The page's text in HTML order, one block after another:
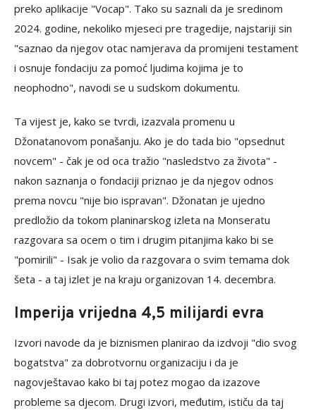
preko aplikacije "Vocap". Tako su saznali da je sredinom
2024. godine, nekoliko mjeseci pre tragedije, najstariji sin
"saznao da njegov otac namjerava da promijeni testament
i osnuje fondaciju za pomoć ljudima kojima je to
neophodno", navodi se u sudskom dokumentu.
Ta vijest je, kako se tvrdi, izazvala promenu u
Džonatanovom ponašanju. Ako je do tada bio "opsednut
novcem" - čak je od oca tražio "nasledstvo za života" -
nakon saznanja o fondaciji priznao je da njegov odnos
prema novcu "nije bio ispravan". Džonatan je ujedno
predložio da tokom planinarskog izleta na Monseratu
razgovara sa ocem o tim i drugim pitanjima kako bi se
"pomirili" - Isak je volio da razgovara o svim temama dok
šeta - a taj izlet je na kraju organizovan 14. decembra.
Imperija vrijedna 4,5 milijardi evra
Izvori navode da je biznismen planirao da izdvoji "dio svog
bogatstva" za dobrotvornu organizaciju i da je
nagovještavao kako bi taj potez mogao da izazove
probleme sa djecom. Drugi izvori, međutim, ističu da taj